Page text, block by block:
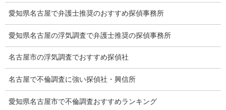
会社沿革
プライバシーポリシー
探偵業法
法令遵守
推奨・提携法律事務所
愛知県名古屋で弁護士推奨のおすすめ探偵事務所
愛知県名古屋の浮気調査で弁護士推奨の探偵事務所
名古屋市の浮気調査でおすすめ探偵社
名古屋で不倫調査に強い探偵社・興信所
愛知県名古屋市で不倫調査おすすめランキング